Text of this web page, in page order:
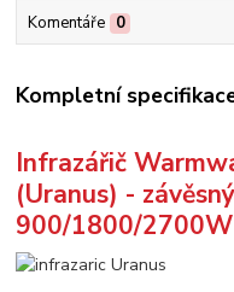
Komentáře 0
Kompletní
Infrazářič
(Uranus) -
900/1800/2700W